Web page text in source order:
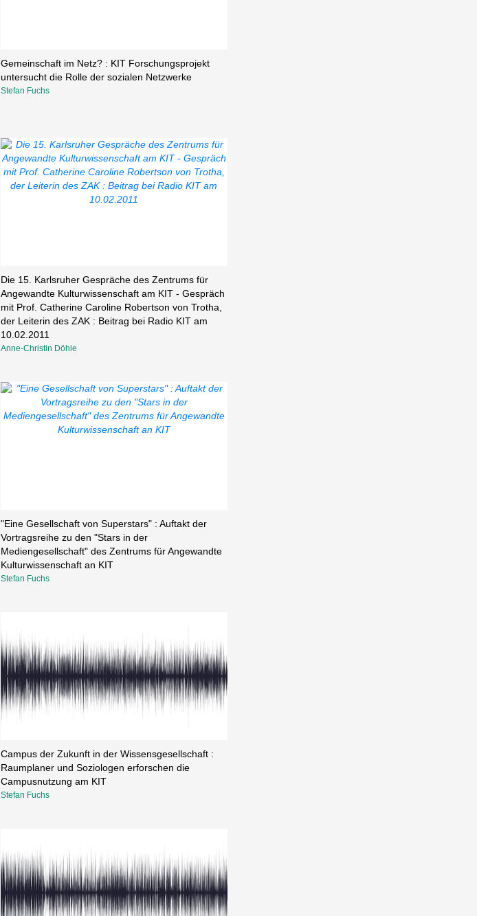
Gemeinschaft im Netz? : KIT Forschungsprojekt
untersucht die Rolle der sozialen Netzwerke
Stefan Fuchs
Die 15. Karlsruher Gespräche des Zentrums für
Angewandte Kulturwissenschaft am KIT - Gespräch
mit Prof. Catherine Caroline Robertson von Trotha,
der Leiterin des ZAK : Beitrag bei Radio KIT am
10.02.2011
Anne-Christin Döhle
"Eine Gesellschaft von Superstars" : Auftakt der
Vortragsreihe zu den "Stars in der
Mediengesellschaft" des Zentrums für Angewandte
Kulturwissenschaft an KIT
Stefan Fuchs
Campus der Zukunft in der Wissensgesellschaft :
Raumplaner und Soziologen erforschen die
Campusnutzung am KIT
Stefan Fuchs